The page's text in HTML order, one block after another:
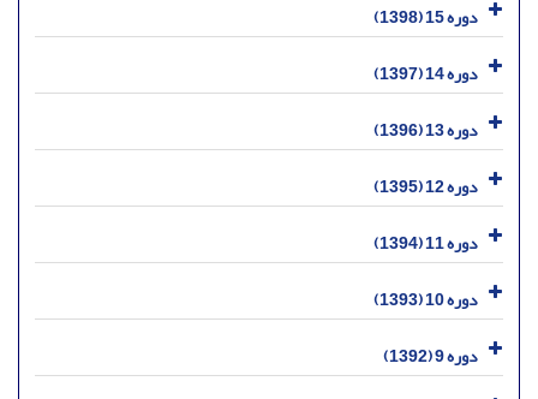
دوره 15 (1398)
دوره 14 (1397)
دوره 13 (1396)
دوره 12 (1395)
دوره 11 (1394)
دوره 10 (1393)
دوره 9 (1392)